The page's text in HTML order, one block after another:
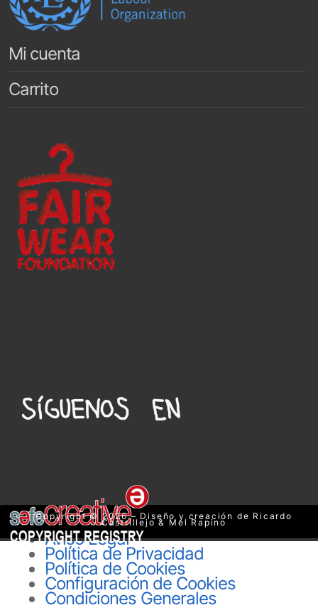
Mi cuenta
Carrito
Copyright © 2026 – Diseño y creación de Ricardo
Castrillejo & Mel Rapino
Aviso Legal
Política de Privacidad
Política de Cookies
Configuración de Cookies
Condiciones Generales